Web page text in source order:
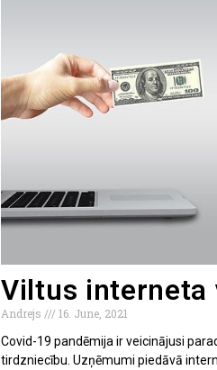
Viltus interneta
Andrejs
16. June, 2021
Covid-19 pandēmija ir veicinājusi
tirdzniecību. Uzņēmumi piedāvā